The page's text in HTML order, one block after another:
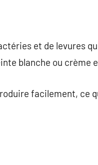
et de levures
blanche ou crème
facilement, ce